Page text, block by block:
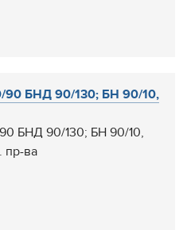
90 БНД 90/130; БН 90/10,
БНД 90/130; БН 90/10,
пр-ва